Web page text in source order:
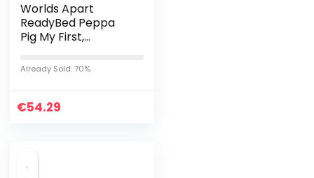
Worlds Apart
ReadyBed Peppa
Pig My First,
meerkleurig, 130 x 61
x 23 cm
Already Sold: 70%
€54.29